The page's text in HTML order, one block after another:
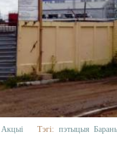
Акцыі Тэгі: пэтыцыя Барань